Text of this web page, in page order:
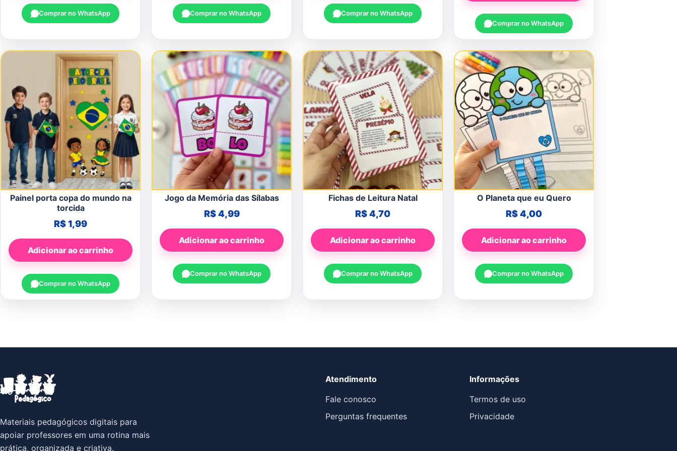
Comprar no WhatsApp Comprar no WhatsApp Comprar no WhatsApp
Comprar no WhatsApp
Painel porta copa do mundo na
torcida
R$1,99
Adicionar ao carrinho
Comprar no WhatsApp
Jogo da Memória das Sílabas
R$4,99
Adicionar ao carrinho
Comprar no WhatsApp
Fichas de Leitura Natal
R$4,70
Adicionar ao carrinho
Comprar no WhatsApp
O Planeta que eu Quero
R$4,00
Adicionar ao carrinho
Comprar no WhatsApp
Materiais pedagógicos digitais para
apoiar professores em uma rotina mais
prática, organizada e criativa.
Atendimento
Fale conosco
Perguntas frequentes
Informações
Termos de uso
Privacidade